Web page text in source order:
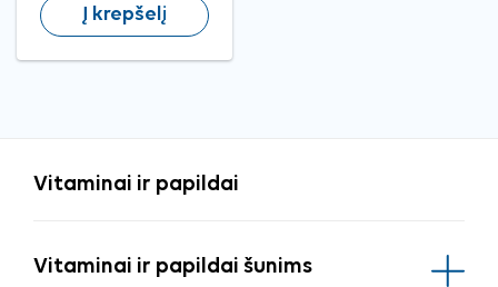
Į krepšelį
Vitaminai ir papildai
Vitaminai ir papildai šunims